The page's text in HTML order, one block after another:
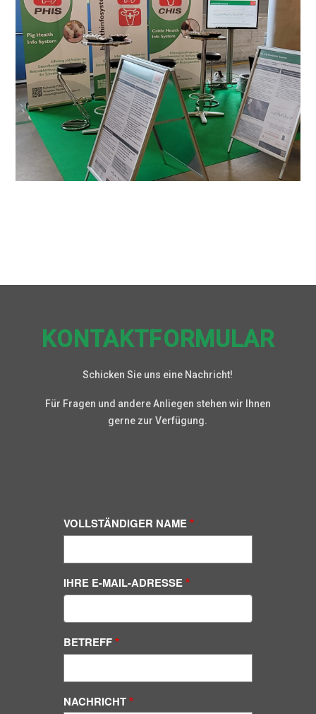
KONTAKTFORMULAR
Schicken Sie uns eine Nachricht!
Für Fragen und andere Anliegen stehen wir Ihnen
gerne zur Verfügung.
VOLLSTÄNDIGER NAME
IHRE E-MAIL-ADRESSE
BETREFF
NACHRICHT